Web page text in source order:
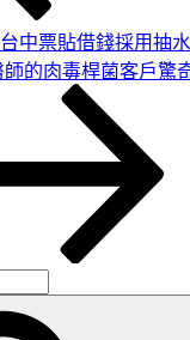
中票貼借錢採用抽
師的肉毒桿菌客戶驚